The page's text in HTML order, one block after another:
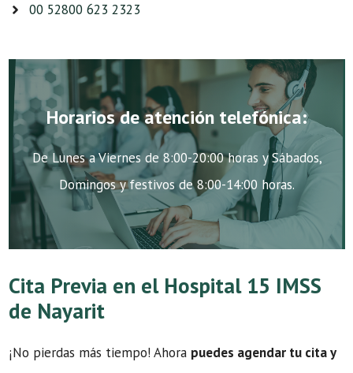
00 52800 623 2323
Horarios de atención telefónica:
De Lunes a Viernes de 8:00-20:00 horas y Sábados,
Domingos y festivos de 8:00-14:00 horas.
Cita Previa en el Hospital 15 IMSS
de Nayarit
¡No pierdas más tiempo! Ahora puedes agendar tu cita y